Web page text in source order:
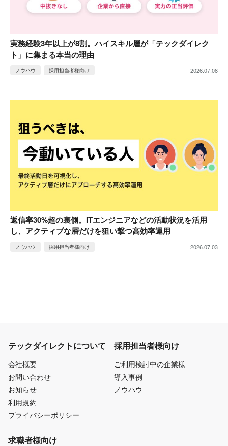
実務経験3年以上が8割。ハイスキル層が「テックダイレク
ト」に集まる本当の理由
ノウハウ 採用担当者様向け 2026.07.08
返信率30%超の裏側。ITエンジニアなどの活動状況を活用
し、アクティブな層だけを狙い撃つ高効率運用
ノウハウ 採用担当者様向け 2026.07.03
テックダイレクトについて
会社概要
お問い合わせ
お知らせ
利用規約
プライバシーポリシー
採用担当者様向け
ご利用検討中の企業様
導入事例
ノウハウ
求職者様向け